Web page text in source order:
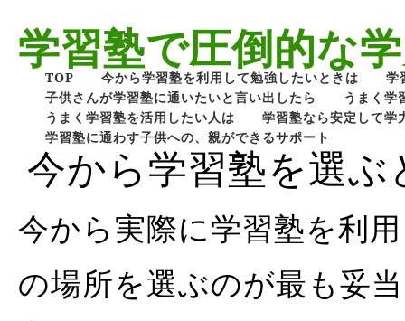
学習塾で圧倒的な
TOP 今から学習塾を利用して勉強したいときは
学
子供さんが学習塾に通いたいと言い出したら
うまく学
うまく学習塾を活用したい人は
学習塾なら安定して学
学習塾に通わす子供への、親ができるサポート
今から学習塾を選
今から実際に学習塾を利
の場所を選ぶのが最も妥